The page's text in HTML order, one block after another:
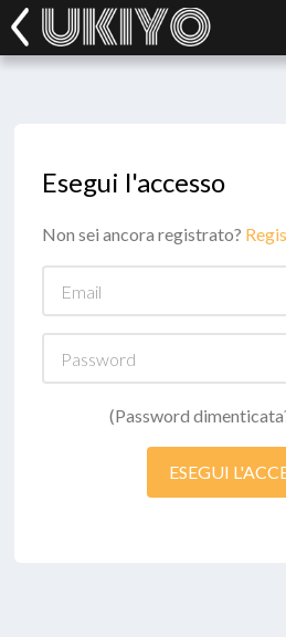
Esegui l'accesso
Non sei ancora registrato?
(Password